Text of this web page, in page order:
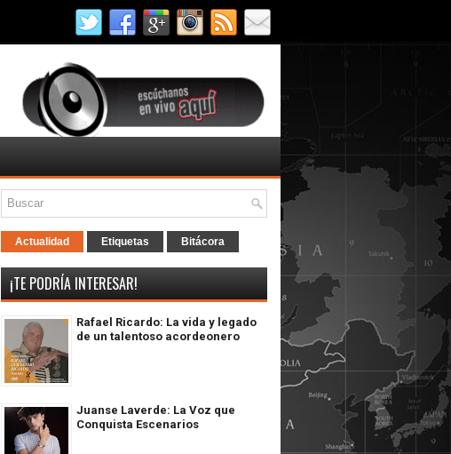
Actualidad Etiquetas Bitácora
¡TE PODRÍA INTERESAR!
Rafael Ricardo: La vida y legado
de un talentoso acordeonero
Juanse Laverde: La Voz que
Conquista Escenarios